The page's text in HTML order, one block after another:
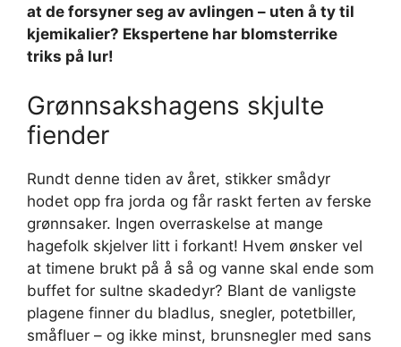
at de forsyner seg av avlingen – uten å ty til
kjemikalier? Ekspertene har blomsterrike
triks på lur!
Grønnsakshagens skjulte
fiender
Rundt denne tiden av året, stikker smådyr
hodet opp fra jorda og får raskt ferten av ferske
grønnsaker. Ingen overraskelse at mange
hagefolk skjelver litt i forkant! Hvem ønsker vel
at timene brukt på å så og vanne skal ende som
buffet for sultne skadedyr? Blant de vanligste
plagene finner du bladlus, snegler, potetbiller,
småfluer – og ikke minst, brunsnegler med sans